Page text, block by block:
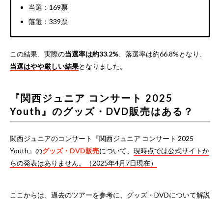
当選：169票
落選：339票
この結果、実際の当選率は約33.2% 、落選率は約66.8%となり、
当選はやや厳しい結果となりました。
『関西ジュニア コンサート 2025
Youth』のグッズ・DVD販売はある？
関西ジュニアのコンサート『関西ジュニア コンサート 2025
Youth』のグッズ・DVD販売について、 現時点では公式サイトか
らの発表はありません。（2025年4月7日現在）
ここからは、過去のツアーを参考に、グッズ・DVDについて解説